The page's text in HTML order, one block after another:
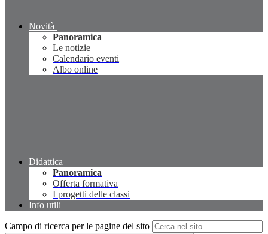
Novità
Panoramica
Le notizie
Calendario eventi
Albo online
Didattica
Panoramica
Offerta formativa
I progetti delle classi
Info utili
Campo di ricerca per le pagine del sito